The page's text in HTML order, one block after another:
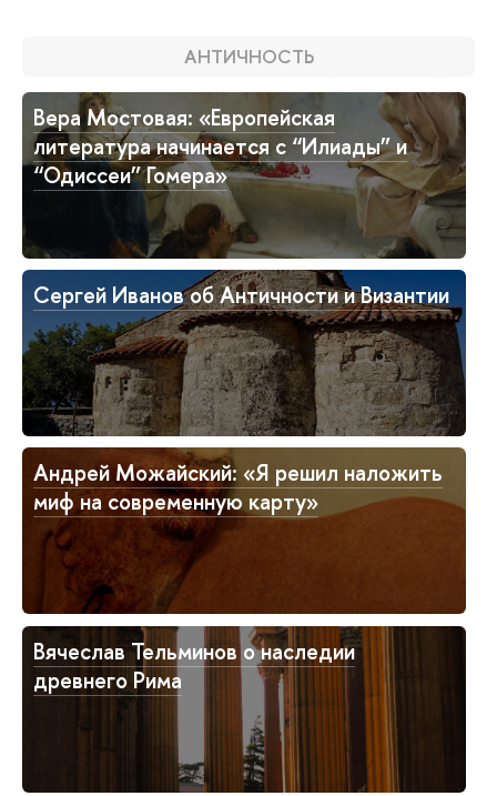
АНТИЧНОСТЬ
Вера Мостовая: «Европейская
литература начинается с “Илиады” и
“Одиссеи” Гомера»
Сергей Иванов об Античности и Византии
Андрей Можайский: «Я решил наложить
миф на современную карту»
Вячеслав Тельминов о наследии
древнего Рима